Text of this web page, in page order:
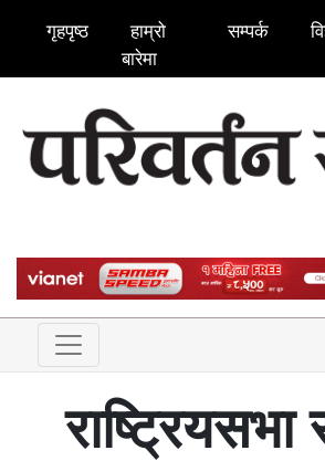
गृहपृष्ठ
हाम्रो
बारेमा
सम्पर्क